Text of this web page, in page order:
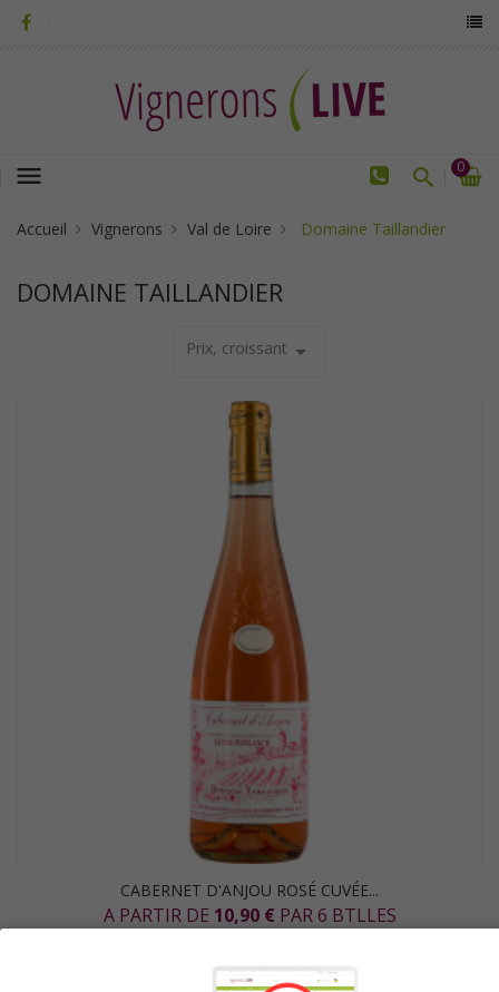
menu 0
Accueil Vignerons Val de Loire Domaine Taillandier
DOMAINE TAILLANDIER
Prix, croissant arrow_drop_down
CABERNET D'ANJOU ROSÉ CUVÉE...
A PARTIR DE 10,90 € PAR 6 BTLLES